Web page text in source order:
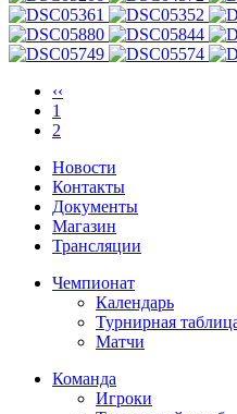
‹‹
1
2
Новости
Контакты
Документы
Магазин
Трансляции
Чемпионат
Календарь
Турнирная
Матчи
Команда
Игроки